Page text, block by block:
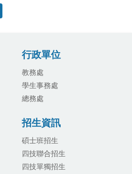
行政單位
教務處
學生事務處
總務處
招生資訊
碩士班招生
四技聯合招生
四技單獨招生